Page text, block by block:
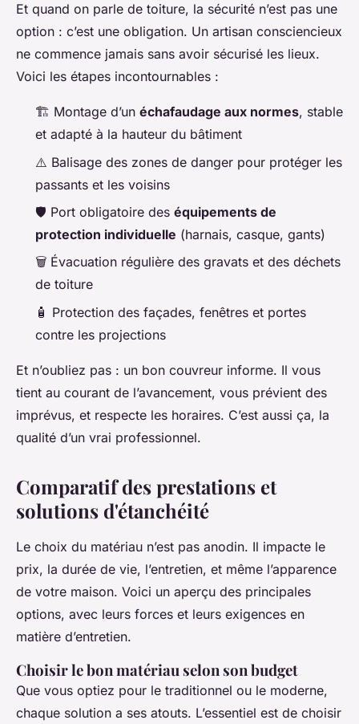
Et quand on parle de toiture, la sécurité n’est pas une
option : c’est une obligation. Un artisan consciencieux
ne commence jamais sans avoir sécurisé les lieux.
Voici les étapes incontournables :
🏗️ Montage d’un échafaudage aux normes, stable
et adapté à la hauteur du bâtiment
⚠️ Balisage des zones de danger pour protéger les
passants et les voisins
🛡️ Port obligatoire des équipements de
protection individuelle (harnais, casque, gants)
🗑️ Évacuation régulière des gravats et des déchets
de toiture
🧴 Protection des façades, fenêtres et portes
contre les projections
Et n’oubliez pas : un bon couvreur informe. Il vous
tient au courant de l’avancement, vous prévient des
imprévus, et respecte les horaires. C’est aussi ça, la
qualité d’un vrai professionnel.
Comparatif des prestations et
solutions d'étanchéité
Le choix du matériau n’est pas anodin. Il impacte le
prix, la durée de vie, l’entretien, et même l’apparence
de votre maison. Voici un aperçu des principales
options, avec leurs forces et leurs exigences en
matière d’entretien.
Choisir le bon matériau selon son budget
Que vous optiez pour le traditionnel ou le moderne,
chaque solution a ses atouts. L’essentiel est de choisir